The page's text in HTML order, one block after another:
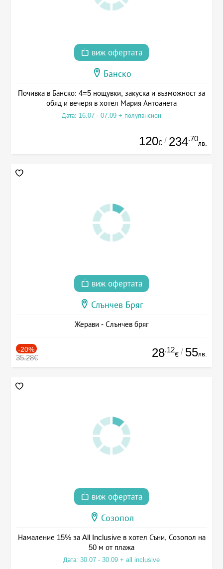
виж офертата
Банско
Почивка в Банско: 4=5 нощувки, закуска и възможност за
обяд и вечеря в хотел Мария Антоанета
Дата: 16.07 - 07.09 + полупансион
120€ / 234.70
лв.
виж офертата
Слънчев Бряг
Жерави - Слънчев бряг
-20%
35.28€ 28.12
€ / 55лв.
виж офертата
Созопол
Намаление 15% за All Inclusive в хотел Съни, Созопол на
50 м от плажа
Дата: 30.07 - 30.09 + all inclusive